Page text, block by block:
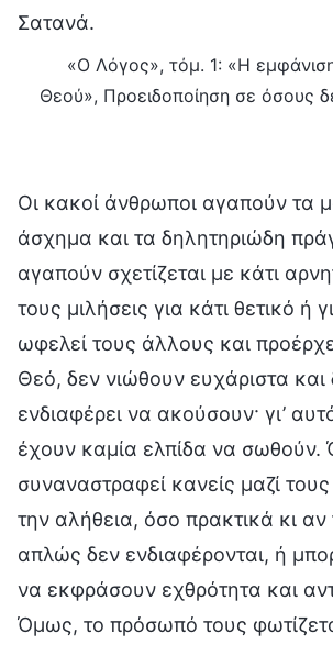
Σατανά.
«Ο Λόγος», τόμ. 1: «Η
Θεού», Προειδοποίηση σε όσους
Οι κακοί άνθρωποι αγαπούν τα
άσχημα και τα δηλητηριώδη
αγαπούν σχετίζεται με κάτι
τους μιλήσεις για κάτι θετικό ή
ωφελεί τους άλλους και
Θεό, δεν νιώθουν ευχάριστα και
ενδιαφέρει να ακούσουν· γι’
έχουν καμία ελπίδα να σωθούν.
συναναστραφεί κανείς μαζί
την αλήθεια, όσο πρακτικά κι αν
απλώς δεν ενδιαφέρονται, ή
να εκφράσουν εχθρότητα και
Όμως, το πρόσωπό τους